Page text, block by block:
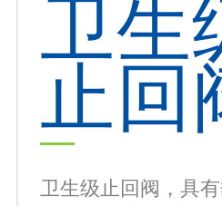
卫生
止回
卫生级止回阀，具